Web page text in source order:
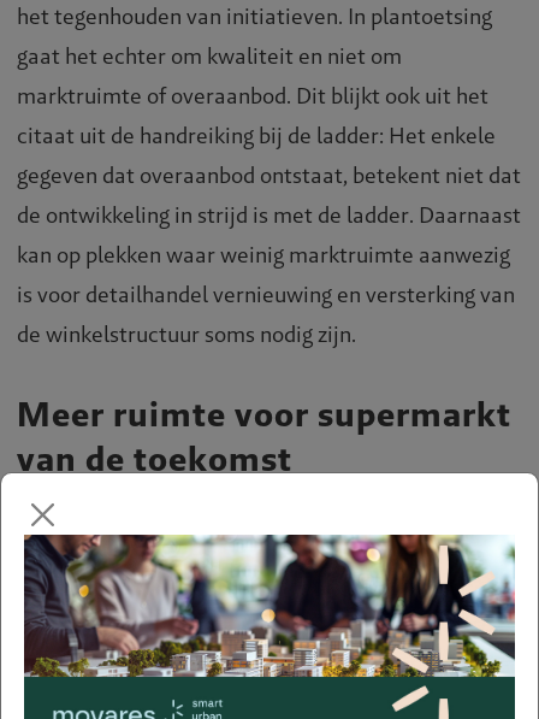
het tegenhouden van initiatieven. In plantoetsing
gaat het echter om kwaliteit en niet om
marktruimte of overaanbod. Dit blijkt ook uit het
citaat uit de handreiking bij de ladder: Het enkele
gegeven dat overaanbod ontstaat, betekent niet dat
de ontwikkeling in strijd is met de ladder. Daarnaast
kan op plekken waar weinig marktruimte aanwezig
is voor detailhandel vernieuwing en versterking van
de winkelstructuur soms nodig zijn.
Meer ruimte voor supermarkt
van de toekomst
Wij verwachten dat de toekomstige consument
zowel on- als offline boodschappen doet. De drie
belangrijkste redenen een supermarkt te blijven
bezoeken zijn in volgorde van relevantie:
nabijheid;
producten bekijken;